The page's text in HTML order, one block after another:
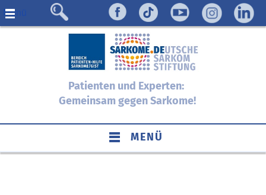
Menü
Patienten und Experten:
Gemeinsam gegen Sarkome!
MENÜ